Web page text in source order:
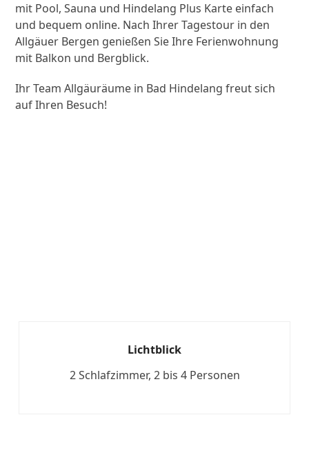
mit Pool, Sauna und Hindelang Plus Karte einfach
und bequem online. Nach Ihrer Tagestour in den
Allgäuer Bergen genießen Sie Ihre Ferienwohnung
mit Balkon und Bergblick.
Ihr Team Allgäuräume in Bad Hindelang freut sich
auf Ihren Besuch!
Lichtblick
2 Schlafzimmer, 2 bis 4 Personen